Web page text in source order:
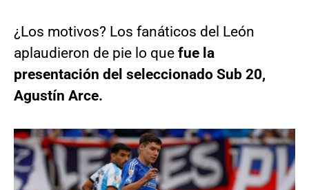
¿Los motivos? Los fanáticos del León
aplaudieron de pie lo que fue la
presentación del seleccionado Sub 20,
Agustín Arce.